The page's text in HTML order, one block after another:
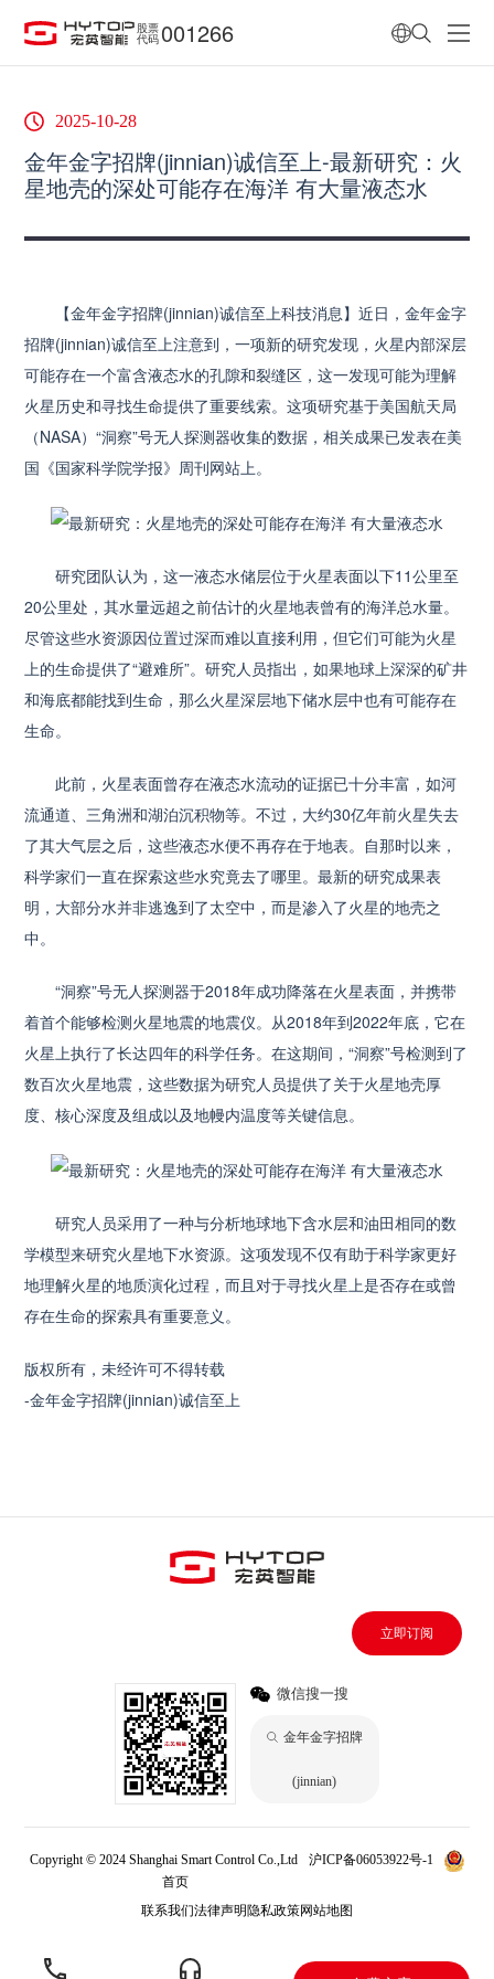
股票
代码 001266
2025-10-28
金年金字招牌(jinnian)诚信至上-最新研究：火
星地壳的深处可能存在海洋 有大量液态水
【金年金字招牌(jinnian)诚信至上科技消息】近日，金年金字
招牌(jinnian)诚信至上注意到，一项新的研究发现，火星内部深层
可能存在一个富含液态水的孔隙和裂缝区，这一发现可能为理解
火星历史和寻找生命提供了重要线索。这项研究基于美国航天局
（NASA）“洞察”号无人探测器收集的数据，相关成果已发表在美
国《国家科学院学报》周刊网站上。
研究团队认为，这一液态水储层位于火星表面以下11公里至
20公里处，其水量远超之前估计的火星地表曾有的海洋总水量。
尽管这些水资源因位置过深而难以直接利用，但它们可能为火星
上的生命提供了“避难所”。研究人员指出，如果地球上深深的矿井
和海底都能找到生命，那么火星深层地下储水层中也有可能存在
生命。
此前，火星表面曾存在液态水流动的证据已十分丰富，如河
流通道、三角洲和湖泊沉积物等。不过，大约30亿年前火星失去
了其大气层之后，这些液态水便不再存在于地表。自那时以来，
科学家们一直在探索这些水究竟去了哪里。最新的研究成果表
明，大部分水并非逃逸到了太空中，而是渗入了火星的地壳之
中。
“洞察”号无人探测器于2018年成功降落在火星表面，并携带
着首个能够检测火星地震的地震仪。从2018年到2022年底，它在
火星上执行了长达四年的科学任务。在这期间，“洞察”号检测到了
数百次火星地震，这些数据为研究人员提供了关于火星地壳厚
度、核心深度及组成以及地幔内温度等关键信息。
研究人员采用了一种与分析地球地下含水层和油田相同的数
学模型来研究火星地下水资源。这项发现不仅有助于科学家更好
地理解火星的地质演化过程，而且对于寻找火星上是否存在或曾
存在生命的探索具有重要意义。
版权所有，未经许可不得转载
-金年金字招牌(jinnian)诚信至上
立即订阅
微信搜一搜
金年金字招牌
(jinnian)
Copyright © 2024 Shanghai Smart Control Co.,Ltd
沪ICP备06053922号-1
首页
联系我们法律声明 隐私政策网站地图